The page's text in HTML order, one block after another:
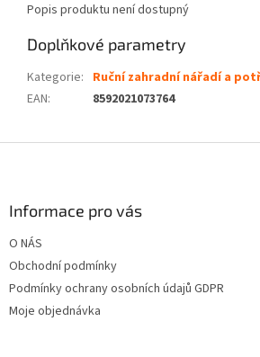
Popis produktu není dostupný
Doplňkové parametry
Kategorie: Ruční zahradní nářadí a
EAN: 8592021073764
Informace pro vás
O NÁS
Obchodní podmínky
Podmínky ochrany osobních údajů GDPR
Moje objednávka